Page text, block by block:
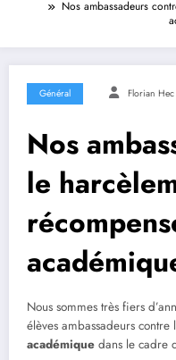
Nos ambassadeurs
Général Florian Hec
Nos
le
Nous sommes très fiers
élèves ambassadeurs
académique dans le cadre